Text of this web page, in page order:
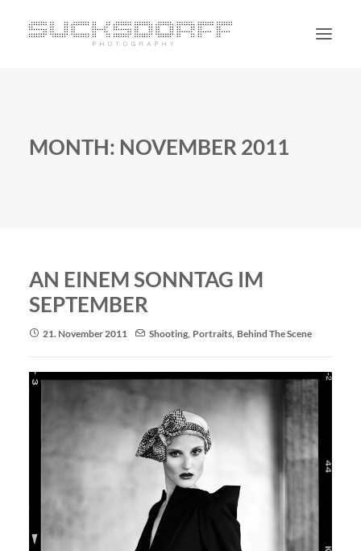
MONTH: NOVEMBER 2011
AN EINEM SONNTAG IM
SEPTEMBER
21. November 2011 Shooting, Portraits, Behind The Scene